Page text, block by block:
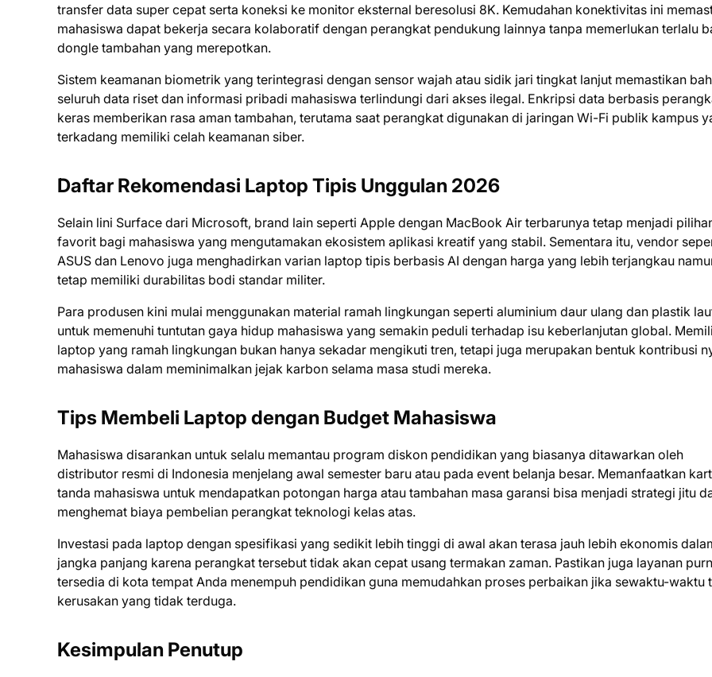
transfer data super cepat serta koneksi ke monitor eksternal beresolusi 8K. Kemudahan konektivitas ini
mahasiswa dapat bekerja secara kolaboratif dengan perangkat pendukung lainnya tanpa memerlukan terlalu
dongle tambahan yang merepotkan.
Sistem keamanan biometrik yang terintegrasi dengan sensor wajah atau sidik jari tingkat lanjut memastikan
seluruh data riset dan informasi pribadi mahasiswa terlindungi dari akses ilegal. Enkripsi data berbasis
keras memberikan rasa aman tambahan, terutama saat perangkat digunakan di jaringan Wi-Fi publik kampus
terkadang memiliki celah keamanan siber.
Daftar Rekomendasi Laptop Tipis Unggulan 2026
Selain lini Surface dari Microsoft, brand lain seperti Apple dengan MacBook Air terbarunya tetap menjadi
favorit bagi mahasiswa yang mengutamakan ekosistem aplikasi kreatif yang stabil. Sementara itu, vendor
ASUS dan Lenovo juga menghadirkan varian laptop tipis berbasis AI dengan harga yang lebih terjangkau
tetap memiliki durabilitas bodi standar militer.
Para produsen kini mulai menggunakan material ramah lingkungan seperti aluminium daur ulang dan plastik
untuk memenuhi tuntutan gaya hidup mahasiswa yang semakin peduli terhadap isu keberlanjutan global.
laptop yang ramah lingkungan bukan hanya sekadar mengikuti tren, tetapi juga merupakan bentuk kontribusi
mahasiswa dalam meminimalkan jejak karbon selama masa studi mereka.
Tips Membeli Laptop dengan Budget Mahasiswa
Mahasiswa disarankan untuk selalu memantau program diskon pendidikan yang biasanya ditawarkan oleh
distributor resmi di Indonesia menjelang awal semester baru atau pada event belanja besar. Memanfaatkan
tanda mahasiswa untuk mendapatkan potongan harga atau tambahan masa garansi bisa menjadi strategi jitu
menghemat biaya pembelian perangkat teknologi kelas atas.
Investasi pada laptop dengan spesifikasi yang sedikit lebih tinggi di awal akan terasa jauh lebih ekonomis
jangka panjang karena perangkat tersebut tidak akan cepat usang termakan zaman. Pastikan juga layanan
tersedia di kota tempat Anda menempuh pendidikan guna memudahkan proses perbaikan jika sewaktu-waktu
kerusakan yang tidak terduga.
Kesimpulan Penutup